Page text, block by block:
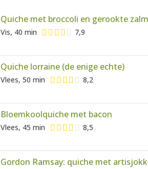
Quiche met broccoli en gerookte zalm
Vis, 40 min 7,9
Quiche lorraine (de enige echte)
Vlees, 50 min 8,2
Bloemkoolquiche met bacon
Vlees, 45 min 8,5
Gordon Ramsay: quiche met